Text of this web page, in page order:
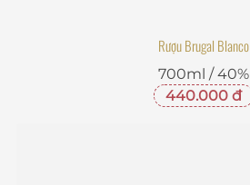
Rượu Brugal Blanco
700ml / 40%
440.000 đ